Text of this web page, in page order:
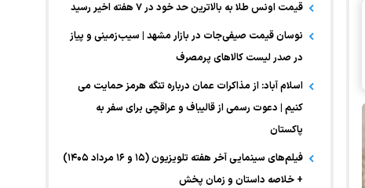
قیمت اونس طلا به بالاترین حد خود در ۷ هفته اخیر رسید
نوسان قیمت صیفی‌جات در بازار مشهد | سیب‌زمینی و پیاز
در صدر لیست کالا‌های پرمصرف
اسلام آباد: از مذاکرات عمان درباره تنگه هرمز حمایت می
کنیم | دعوت رسمی از قالیباف و عراقچی برای سفر به
پاکستان
فیلم‌های سینمایی آخر هفته تلویزیون (۱۵ و ۱۶ مرداد ۱۴۰۵)
+ خلاصه داستان و زمان پخش